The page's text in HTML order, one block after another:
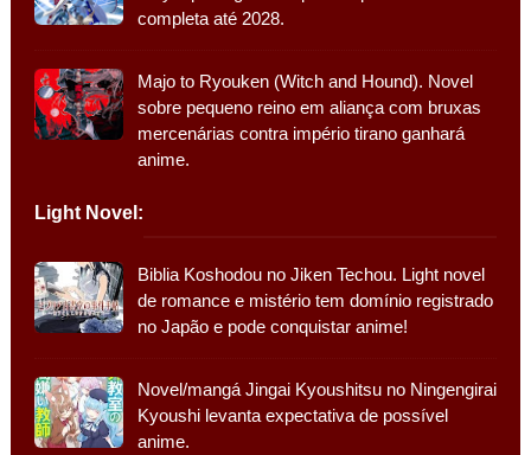
completa até 2028.
Majo to Ryouken (Witch and Hound). Novel
sobre pequeno reino em aliança com bruxas
mercenárias contra império tirano ganhará
anime.
Light Novel:
Biblia Koshodou no Jiken Techou. Light novel
de romance e mistério tem domínio registrado
no Japão e pode conquistar anime!
Novel/mangá Jingai Kyoushitsu no Ningengirai
Kyoushi levanta expectativa de possível
anime.